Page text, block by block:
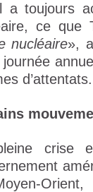
a toujours
ce que
nucléaire»,
d’attentats.
crise
Orient,